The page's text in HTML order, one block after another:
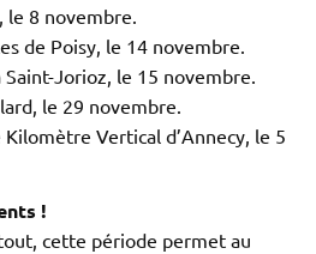
le 8 novembre.
de Poisy, le 14 novembre.
Saint-Jorioz, le 15 novembre.
le 29 novembre.
Kilomètre Vertical d’Annecy, le 5
!
cette période permet au